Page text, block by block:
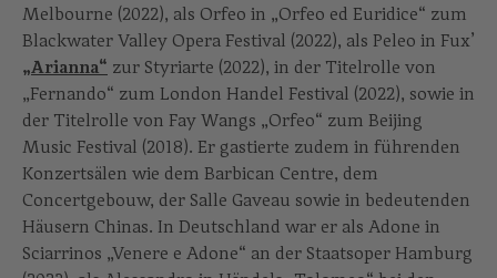
Melbourne (2022), als Orfeo in „Orfeo ed Euridice“ zum
Blackwater Valley Opera Festival (2022), als Peleo in Fux’
„Arianna“ zur Styriarte (2022), in der Titelrolle von
„Fernando“ zum London Handel Festival (2022), sowie in
der Titelrolle von Fay Wangs „Orfeo“ zum Beijing
Music Festival (2018). Er gastierte zudem in führenden
Konzertsälen wie dem Barbican Centre, dem
Concertgebouw, der Salle Gaveau sowie in bedeutenden
Häusern Chinas. In Deutschland war er als Adone in
Sciarrinos „Venere e Adone“ an der Staatsoper Hamburg